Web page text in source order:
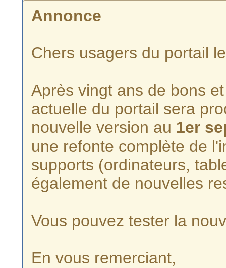
Annonce
Chers usagers du portail
Après vingt ans de bons
actuelle du portail sera
nouvelle version au 1er
une refonte complète de
supports (ordinateurs,
également de nouvelles
Vous pouvez tester la
En vous remerciant,